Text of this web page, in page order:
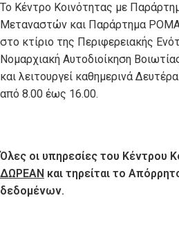
Το Κέντρο Κοινότητας με
Μεταναστών και Παράρτημα ΡΟΜΑ
στο κτίριο της Περιφερειακής
Νομαρχιακή Αυτοδιοίκηση
και λειτουργεί καθημερινά
από 8.00 έως 16.00.
Όλες οι υπηρεσίες του Κέντρου
ΔΩΡΕΑΝ και τηρείται το
δεδομένων.